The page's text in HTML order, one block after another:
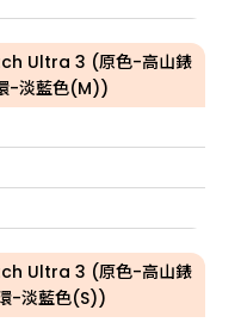
Ultra 3 (原色-高山錶
-淡藍色(M))
Ultra 3 (原色-高山錶
-淡藍色(S))